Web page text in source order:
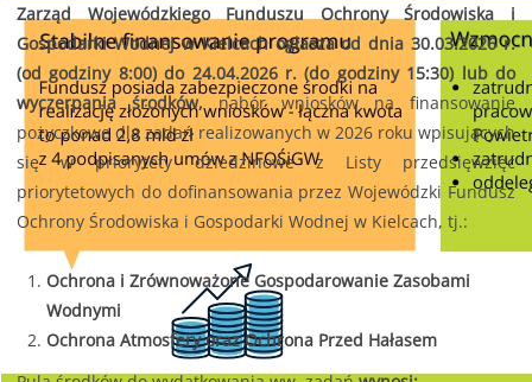
Zarząd Wojewódzkiego Funduszu Ochrony Środowiska i
Gospodarki Wodnej w Kielcach ogłasza od dnia 30.03.2026 r.
(od godziny 8:00) do 24.04.2026 r. (do godziny 15:30) lub do
wyczerpania środków,nabór wniosków na finansowanie
pożyczkowe dla zadań realizowanych w 2026 roku wpisujących
się w priorytety dziedzinowe z Listy przedsięwzięć
priorytetowych do dofinansowania przez Wojewódzki Fundusz
Ochrony Środowiska i Gospodarki Wodnej w Kielcach, tj.:
Ochrona i Zrównoważone Gospodarowanie Zasobami
Wodnymi
Ochrona Atmosfery oraz Ochrona Przed Hałasem